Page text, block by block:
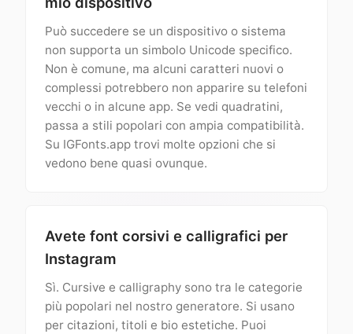
Può succedere se un dispositivo o sistema
non supporta un simbolo Unicode specifico.
Non è comune, ma alcuni caratteri nuovi o
complessi potrebbero non apparire su telefoni
vecchi o in alcune app. Se vedi quadratini,
passa a stili popolari con ampia compatibilità.
Su IGFonts.app trovi molte opzioni che si
vedono bene quasi ovunque.
Avete font corsivi e calligrafici per
Instagram
Sì. Cursive e calligraphy sono tra le categorie
più popolari nel nostro generatore. Si usano
per citazioni, titoli e bio estetiche. Puoi